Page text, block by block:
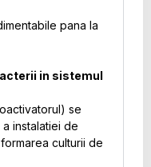
pana la
in sistemul
se
instalatiei de
culturii de